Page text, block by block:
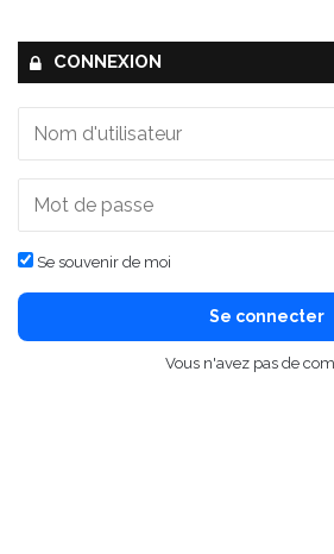
CONNEXION
Se souvenir de moi
Se connecter
Vous n'avez pas de